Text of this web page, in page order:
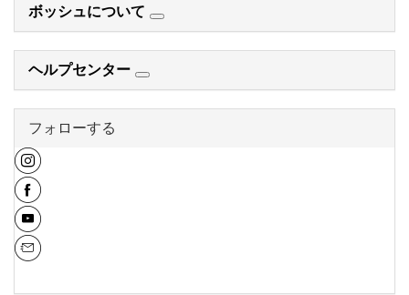
ボッシュについて
ヘルプセンター
フォローする